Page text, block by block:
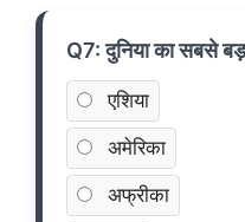
Q7: दुनिया का सबसे
एशिया
अमेरिका
अफ्रीका